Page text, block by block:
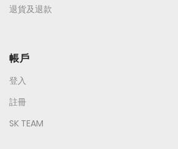
退貨及退款
帳戶
登入
註冊
SK TEAM